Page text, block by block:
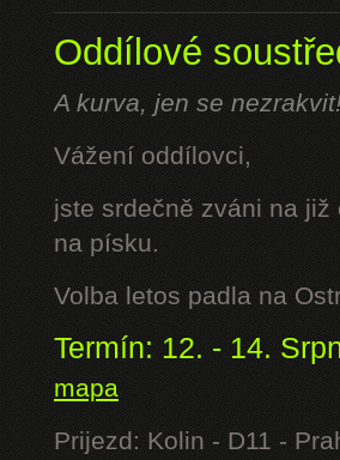
Oddílové
A kurva, jen se
Vážení oddílovci,
jste srdečně zváni na
na písku.
Volba letos padla na
Termín: 12. - 14.
mapa
Prijezd: Kolin - D11 -